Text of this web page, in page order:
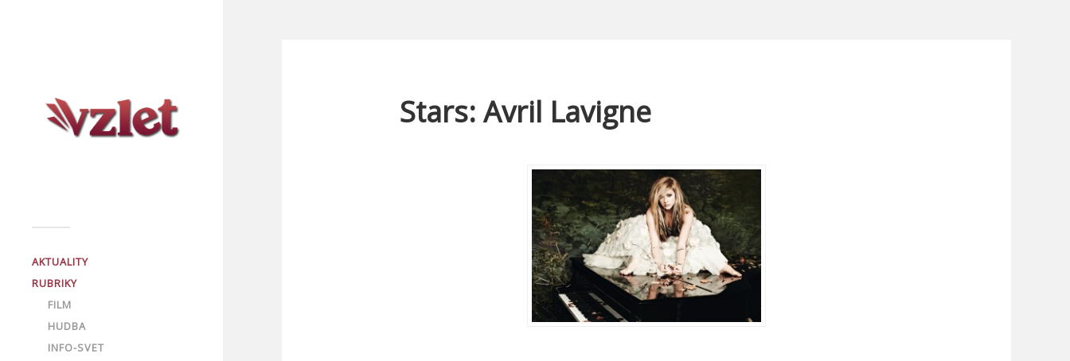
AKTUALITY
RUBRIKY
FILM
HUDBA
INFO-SVET
Stars: Avril Lavigne